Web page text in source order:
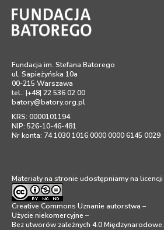
Fundacja im. Stefana Batorego
ul. Sapieżyńska 10a
00-215 Warszawa
tel.: |+48| 22 536 02 00
batory@batory.org.pl
KRS: 0000101194
NIP: 526-10-46-481
Nr konta: 74 1030 1016 0000 0000 6145 0029
Materiały na stronie udostępniamy na licencji
Creative Commons Uznanie autorstwa –
Użycie niekomercyjne –
Bez utworów zależnych 4.0 Międzynarodowe.